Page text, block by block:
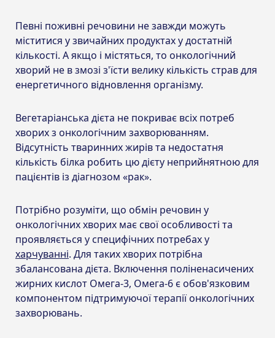
Певні поживні речовини не завжди можуть
міститися у звичайних продуктах у достатній
кількості. А якщо і містяться, то онкологічний
хворий не в змозі з'їсти велику кількість страв для
енергетичного відновлення організму.
Вегетаріанська дієта не покриває всіх потреб
хворих з онкологічним захворюванням.
Відсутність тваринних жирів та недостатня
кількість білка робить цю дієту неприйнятною для
пацієнтів із діагнозом «рак».
Потрібно розуміти, що обмін речовин у
онкологічних хворих має свої особливості та
проявляється у специфічних потребах у
харчуванні. Для таких хворих потрібна
збалансована дієта. Включення поліненасичених
жирних кислот Омега-3, Омега-6 є обов'язковим
компонентом підтримуючої терапії онкологічних
захворювань.